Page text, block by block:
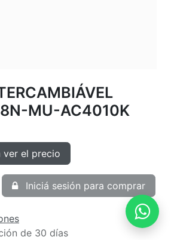
MU-AC4010K
ver el precio
Iniciá sesión para comprar
de 30 días